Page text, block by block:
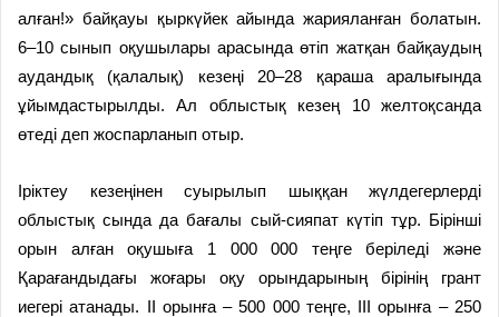
алған!» байқауы қыркүйек айында жарияланған болатын.
6–10 сынып оқушылары арасында өтіп жатқан байқаудың
аудандық (қалалық) кезеңі 20–28 қараша аралығында
ұйымдастырылды. Ал облыстық кезең 10 желтоқсанда
өтеді деп жоспарланып отыр.
Іріктеу кезеңінен суырылып шыққан жүлдегерлерді
облыстық сында да бағалы сый-сияпат күтіп тұр. Бірінші
орын алған оқушыға 1 000 000 теңге беріледі және
Қарағандыдағы жоғары оқу орындарының бірінің грант
иегері атанады. ІІ орынға – 500 000 теңге, ІІІ орынға – 250